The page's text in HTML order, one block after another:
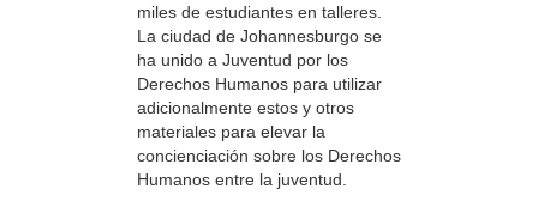
miles de estudiantes en talleres.
La ciudad de Johannesburgo se
ha unido a Juventud por los
Derechos Humanos para utilizar
adicionalmente estos y otros
materiales para elevar la
concienciación sobre los Derechos
Humanos entre la juventud.